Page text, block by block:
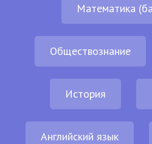
Математика
Обществознание
История
Английский язык